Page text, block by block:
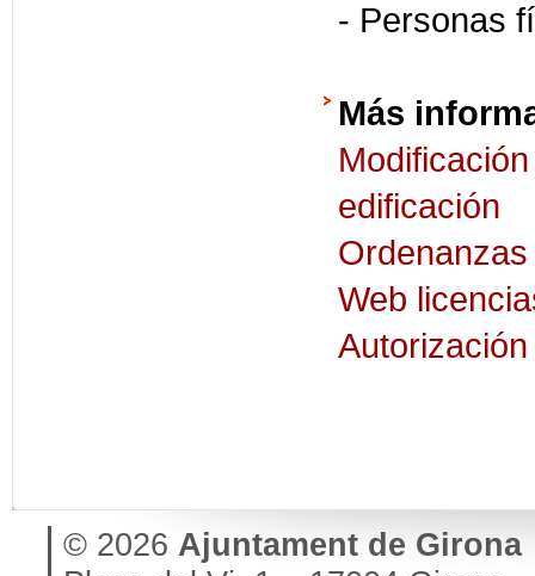
- Personas
Más
edificación
Web
© 2026 Ajuntament de Girona